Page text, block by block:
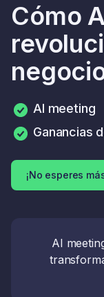
Cómo
AI meeting
Ganancias
¡No esperes
AI